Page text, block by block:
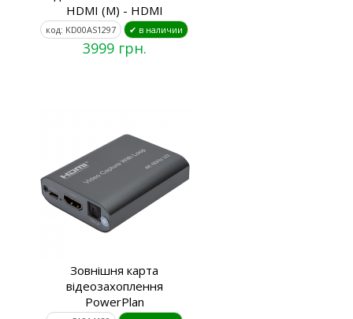
HDMI (M) - HDMI
код: KD00AS1297 ✔ в наличии
3999 грн.
Зовнішня карта
відеозахоплення
PowerPlan